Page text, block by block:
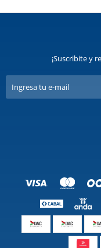
¡Suscribite y